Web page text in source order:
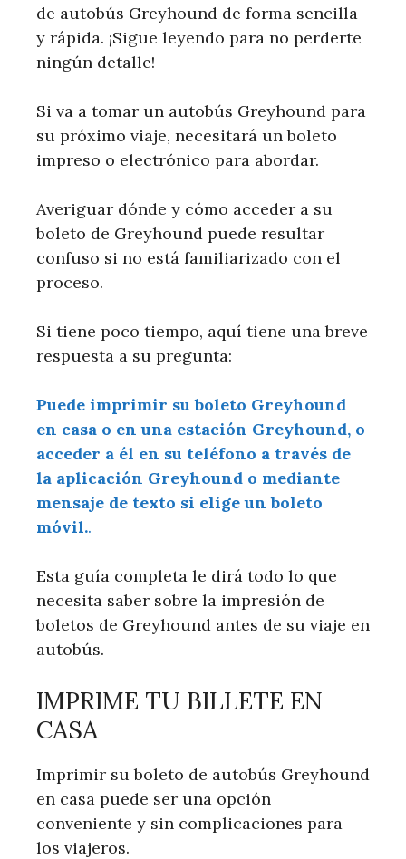
de autobús Greyhound de forma sencilla
y rápida. ¡Sigue leyendo para no perderte
ningún detalle!
Si va a tomar un autobús Greyhound para
su próximo viaje, necesitará un boleto
impreso o electrónico para abordar.
Averiguar dónde y cómo acceder a su
boleto de Greyhound puede resultar
confuso si no está familiarizado con el
proceso.
Si tiene poco tiempo, aquí tiene una breve
respuesta a su pregunta:
Puede imprimir su boleto Greyhound
en casa o en una estación Greyhound, o
acceder a él en su teléfono a través de
la aplicación Greyhound o mediante
mensaje de texto si elige un boleto
móvil..
Esta guía completa le dirá todo lo que
necesita saber sobre la impresión de
boletos de Greyhound antes de su viaje en
autobús.
IMPRIME TU BILLETE EN
CASA
Imprimir su boleto de autobús Greyhound
en casa puede ser una opción
conveniente y sin complicaciones para
los viajeros.